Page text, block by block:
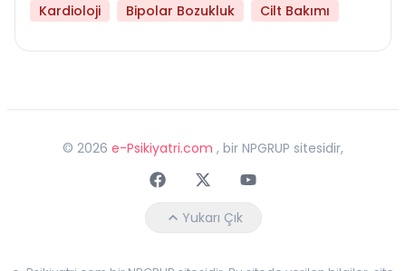
Kardioloji
Bipolar Bozukluk Cilt Bakımı
© 2026 e-Psikiyatri.com , bir NPGRUP sitesidir,
FaceebokTwitterYoutube
Yukarı Çık